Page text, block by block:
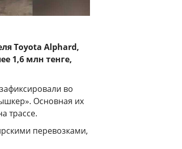
Toyota Alphard,
1,6 млн тенге,
во
Основная их
трассе.
перевозками,